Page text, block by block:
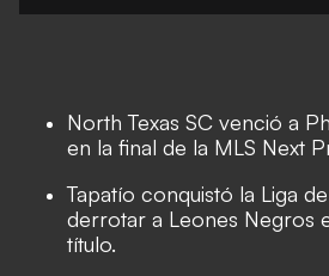
North Texas SC venció a
en la final de la MLS Next
Tapatío conquistó la Liga
derrotar a Leones Negros
título.